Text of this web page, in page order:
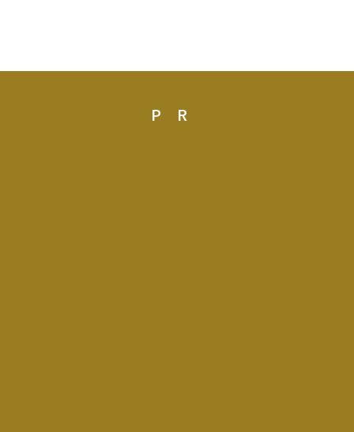
PR